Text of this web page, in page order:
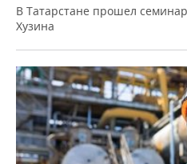
В Татарстане прошел
Хузина